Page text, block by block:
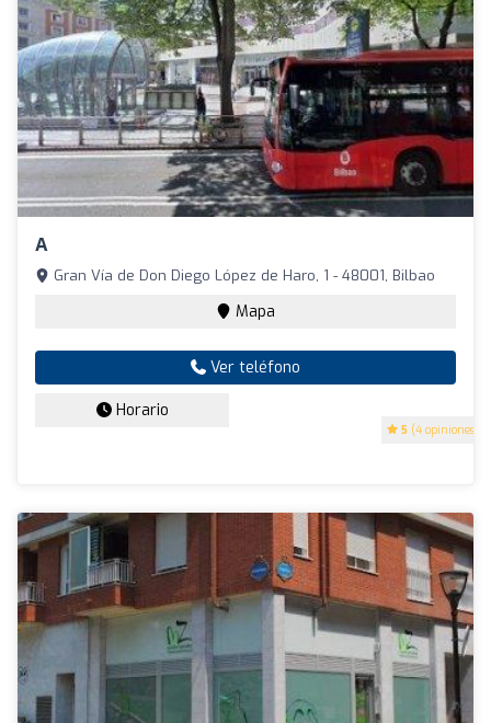
A
5 (4 opiniones)
Gran Vía de Don Diego López de Haro, 1 - 48001, Bilbao
Mapa
Ver teléfono
Horario